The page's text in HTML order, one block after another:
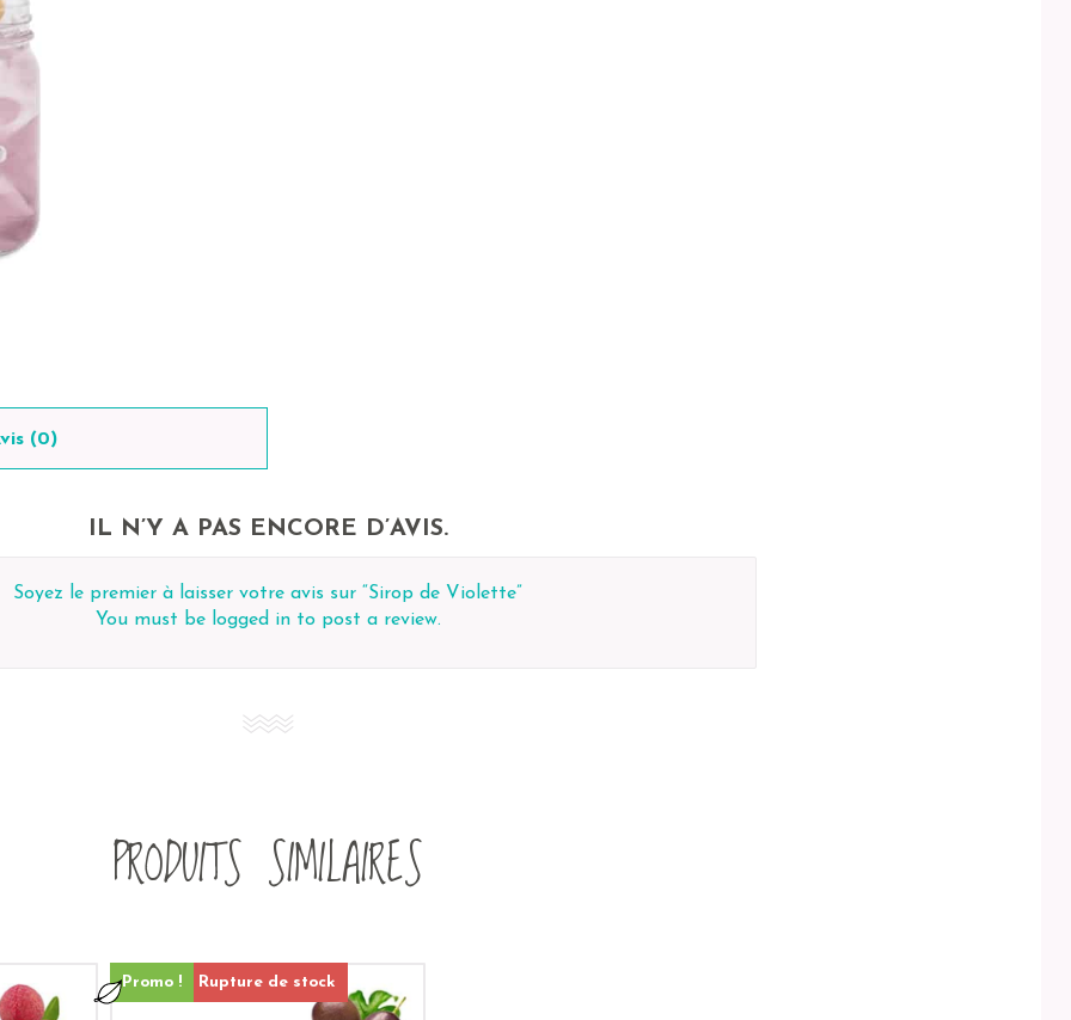
(0)
IL N’Y A PAS ENCORE D’AVIS.
Soyez le premier à laisser votre avis sur “Sirop de Violette”
You must be logged into post a review.
PRODUITS SIMILAIRES
Rupture de stock
Promo !